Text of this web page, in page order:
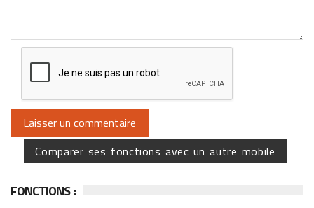
Comparer ses fonctions avec un autre mobile
FONCTIONS :